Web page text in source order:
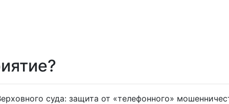
суда: защита от «телефонного»